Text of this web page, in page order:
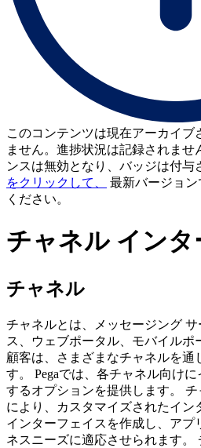
このコンテンツは現在アーカイブ
ません。進捗状況は記録されませ
ンスは無効となり、バッジは付与
をクリックして、
最新バージョ
ください。
チャネル インタ
チャネル
チャネルとは、メッセージング
ス、ウェブポータル、モバイルポ
顧客は、さまざまなチャネルを通
す。 Pegaでは、各チャネル向け
するオプションを提供します。
により、カスタマイズされたイン
インターフェイスを作成し、アプ
ネスニーズに適応させられます。